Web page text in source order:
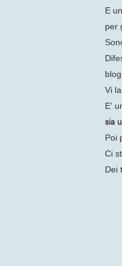
E
per
blog.
Vi
E'
sia
Poi
Ci
Dei